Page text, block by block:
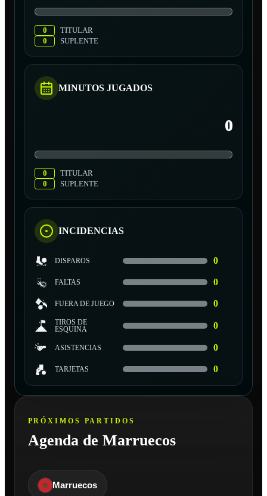
0
TITULAR
0
SUPLENTE
MINUTOS JUGADOS
0
0
TITULAR
0
SUPLENTE
INCIDENCIAS
DISPAROS 0
FALTAS 0
FUERA DE JUEGO 0
TIROS DE
ESQUINA
0
ASISTENCIAS 0
TARJETAS 0
PRÓXIMOS PARTIDOS
Agenda de Marruecos
Marruecos